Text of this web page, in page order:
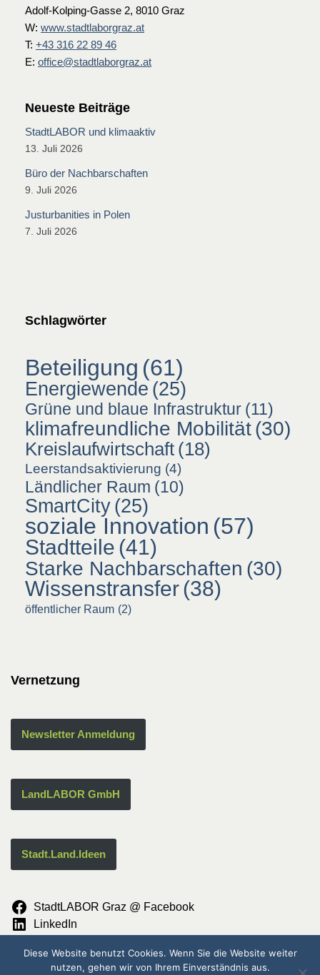
Adolf-Kolping-Gasse 2, 8010 Graz
W: www.stadtlaborgraz.at
T: +43 316 22 89 46
E: office@stadtlaborgraz.at
Neueste Beiträge
StadtLABOR und klimaaktiv
13. Juli 2026
Büro der Nachbarschaften
9. Juli 2026
Justurbanities in Polen
7. Juli 2026
Schlagwörter
Beteiligung (61)
Energiewende (25)
Grüne und blaue Infrastruktur (11)
klimafreundliche Mobilität(30)
Kreislaufwirtschaft (18)
Leerstandsaktivierung (4)
Ländlicher Raum (10)
SmartCity(25)
soziale Innovation (57)
Stadtteile (41)
Starke Nachbarschaften (30)
Wissenstransfer(38)
öffentlicher Raum (2)
Vernetzung
Newsletter Anmeldung
LandLABOR GmbH
Stadt.Land.Ideen
StadtLABOR Graz @ Facebook
LinkedIn
© StadtLABOR {current_year}
Diese Website benutzt Cookies. Wenn Sie die Website weiter
nutzen, gehen wir von Ihrem Einverständnis aus.